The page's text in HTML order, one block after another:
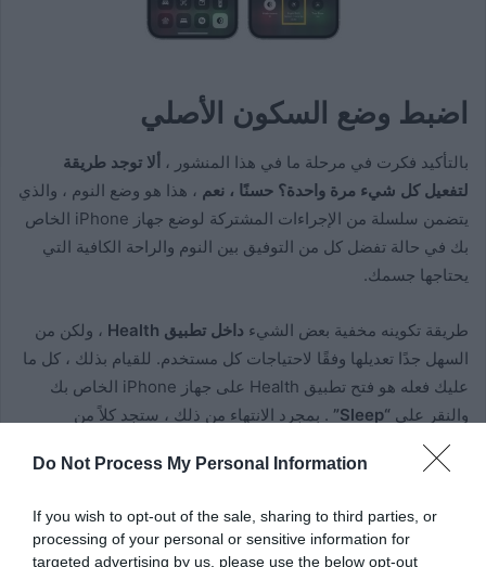
Do Not Process My Personal Information
If you wish to opt-out of the sale, sharing to third parties, or
processing of your personal or sensitive information for
targeted advertising by us, please use the below opt-out
اضبط وضع السكون الأصلي
بالتأكيد فكرت في مرحلة ما في هذا المنشور ، ألا توجد طريقة
لتفعيل كل شيء مرة واحدة؟ حسنًا ، نعم ، هذا هو وضع النوم ، والذي
يتضمن سلسلة من الإجراءات المشتركة لوضع جهاز iPhone الخاص
بك في حالة تفضل كل من التوفيق بين النوم والراحة الكافية التي
يحتاجها جسمك.
طريقة تكوينه مخفية بعض الشيء داخل تطبيق Health
، ولكن من
السهل جدًا تعديلها وفقًا لاحتياجات كل مستخدم. للقيام بذلك ، كل ما
عليك فعله هو فتح تطبيق Health على جهاز iPhone الخاص بك
والنقر على “Sleep”
. بمجرد الانتهاء من ذلك ، ستجد كلاً من
الخيارات القابلة للتكوين والبيانات والمعلومات المختلفة التي
سيقدمها لك iPhone حول حلمك.